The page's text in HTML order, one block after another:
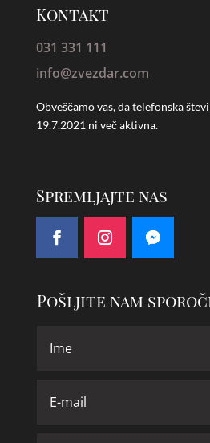
Kontakt
031 331 111
info@zvezdar.com
Obveščamo vas, da telefonska
19.7.2021 ni več aktivna.
Spremljajte nas
Pošljite nam